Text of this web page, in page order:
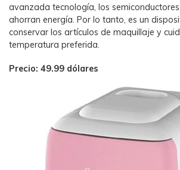
avanzada tecnología, los
ahorran energía. Por lo tanto, es un
conservar los artículos de maquillaje y
temperatura preferida.
Precio: 49.99 dólares